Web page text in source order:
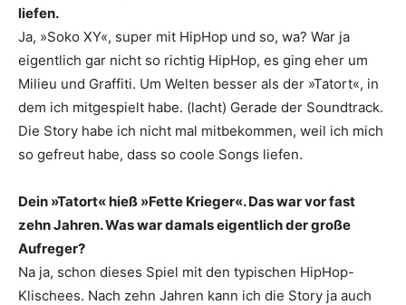
liefen.
Ja, »Soko XY«, super mit HipHop und so, wa? War ja
eigentlich gar nicht so richtig HipHop, es ging eher um
Milieu und Graffiti. Um Welten besser als der »Tatort«, in
dem ich mitgespielt habe. (lacht) Gerade der Soundtrack.
Die Story habe ich nicht mal mitbekommen, weil ich mich
so gefreut habe, dass so coole Songs liefen.
Dein »Tatort« hieß »Fette Krieger«. Das war vor fast
zehn Jahren. Was war damals eigentlich der große
Aufreger?
Na ja, schon dieses Spiel mit den typischen HipHop-
Klischees. Nach zehn Jahren kann ich die Story ja auch